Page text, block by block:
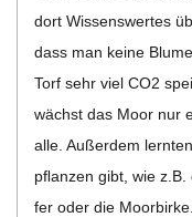
dort Wis­sens­wer­tes
dass man keine
Torf sehr viel CO2
wächst das Moor nur
alle. Außer­dem
pﬂan­zen gibt, wie
fer oder die